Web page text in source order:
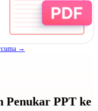
→
Penukar PPT ke